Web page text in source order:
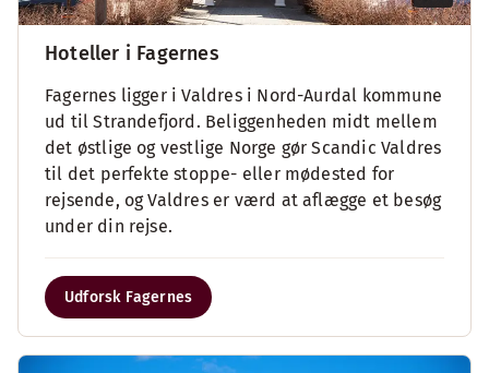
Hoteller i Fagernes
Fagernes ligger i Valdres i Nord-Aurdal kommune
ud til Strandefjord. Beliggenheden midt mellem
det østlige og vestlige Norge gør Scandic Valdres
til det perfekte stoppe- eller mødested for
rejsende, og Valdres er værd at aflægge et besøg
under din rejse.
Udforsk Fagernes